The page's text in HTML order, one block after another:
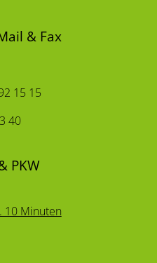
& Fax
15 15
40
PKW
10 Minuten